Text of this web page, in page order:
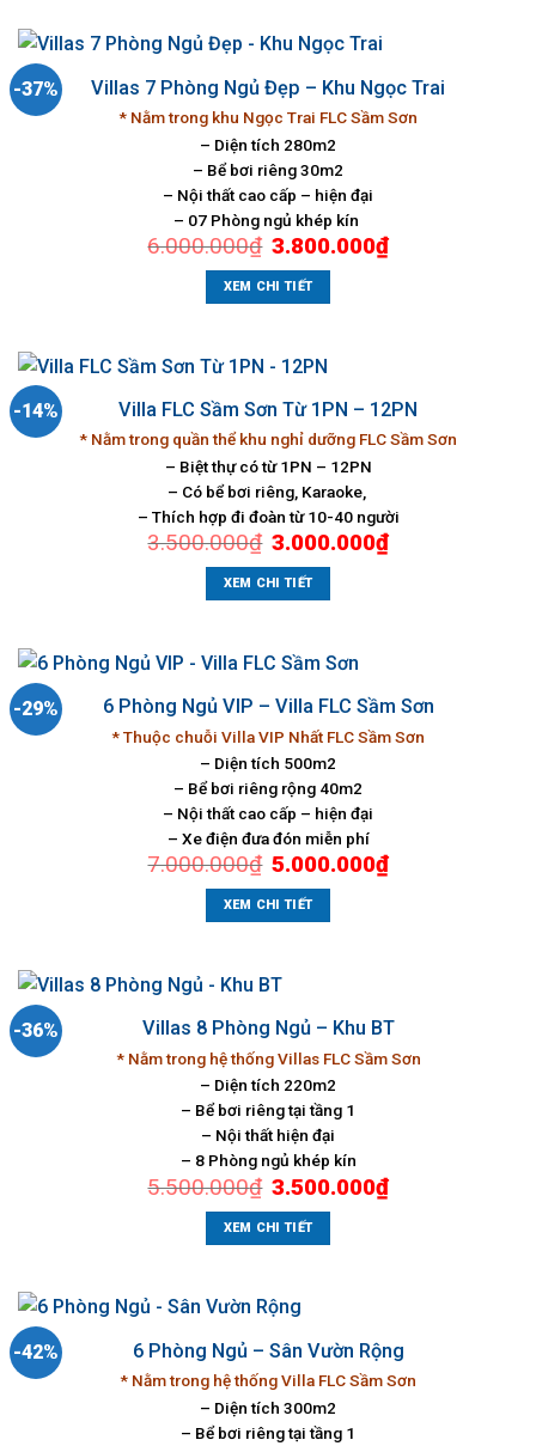
-37% Villas 7 Phòng Ngủ Đẹp – Khu Ngọc Trai
* Nằm trong khu Ngọc Trai FLC Sầm Sơn
– Diện tích 280m2
– Bể bơi riêng 30m2
– Nội thất cao cấp – hiện đại
– 07 Phòng ngủ khép kín
6.000.000₫ Giá
gốc
là:
6.000.000₫.
3.800.000₫Giá
hiện
XEM CHI TIẾT
-14% Villa FLC Sầm Sơn Từ 1PN – 12PN
* Nằm trong quần thể khu nghỉ dưỡng FLC Sầm Sơn
– Biệt thự có từ 1PN – 12PN
– Có bể bơi riêng, Karaoke,
– Thích hợp đi đoàn từ 10-40 người
3.500.000₫ Giá
gốc
là:
3.500.000₫.
3.000.000₫Giá
hiện
XEM CHI TIẾT
-29% 6 Phòng Ngủ VIP – Villa FLC Sầm Sơn
* Thuộc chuỗi Villa VIP Nhất FLC Sầm Sơn
– Diện tích 500m2
– Bể bơi riêng rộng 40m2
– Nội thất cao cấp – hiện đại
– Xe điện đưa đón miễn phí
7.000.000₫ Giá
gốc
là:
7.000.000₫.
5.000.000₫Giá
hiện
XEM CHI TIẾT
-36% Villas 8 Phòng Ngủ – Khu BT
* Nằm trong hệ thống Villas FLC Sầm Sơn
– Diện tích 220m2
– Bể bơi riêng tại tầng 1
– Nội thất hiện đại
– 8 Phòng ngủ khép kín
5.500.000₫ Giá
gốc
là:
5.500.000₫.
3.500.000₫Giá
hiện
XEM CHI TIẾT
-42% 6 Phòng Ngủ – Sân Vườn Rộng
* Nằm trong hệ thống Villa FLC Sầm Sơn
– Diện tích 300m2
– Bể bơi riêng tại tầng 1